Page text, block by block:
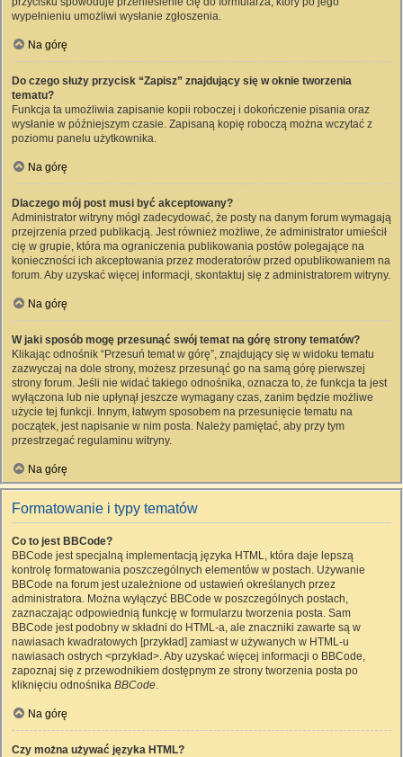
wypełnieniu umożliwi wysłanie zgłoszenia.
Na górę
Do czego służy przycisk “Zapisz” znajdujący się w oknie tworzenia
tematu?
Funkcja ta umożliwia zapisanie kopii roboczej i dokończenie pisania oraz
wysłanie w późniejszym czasie. Zapisaną kopię roboczą można wczytać z
poziomu panelu użytkownika.
Na górę
Dlaczego mój post musi być akceptowany?
Administrator witryny mógł zadecydować, że posty na danym forum wymagają
przejrzenia przed publikacją. Jest również możliwe, że administrator umieścił
cię w grupie, która ma ograniczenia publikowania postów polegające na
konieczności ich akceptowania przez moderatorów przed opublikowaniem na
forum. Aby uzyskać więcej informacji, skontaktuj się z administratorem witryny.
Na górę
W jaki sposób mogę przesunąć swój temat na górę strony tematów?
Klikając odnośnik “Przesuń temat w górę”, znajdujący się w widoku tematu
zazwyczaj na dole strony, możesz przesunąć go na samą górę pierwszej
strony forum. Jeśli nie widać takiego odnośnika, oznacza to, że funkcja ta jest
wyłączona lub nie upłynął jeszcze wymagany czas, zanim będzie możliwe
użycie tej funkcji. Innym, łatwym sposobem na przesunięcie tematu na
początek, jest napisanie w nim posta. Należy pamiętać, aby przy tym
przestrzegać regulaminu witryny.
Na górę
Formatowanie i typy tematów
Co to jest BBCode?
BBCode jest specjalną implementacją języka HTML, która daje lepszą
kontrolę formatowania poszczególnych elementów w postach. Używanie
BBCode na forum jest uzależnione od ustawień określanych przez
administratora. Można wyłączyć BBCode w poszczególnych postach,
zaznaczając odpowiednią funkcję w formularzu tworzenia posta. Sam
BBCode jest podobny w składni do HTML-a, ale znaczniki zawarte są w
nawiasach kwadratowych [przykład] zamiast w używanych w HTML-u
nawiasach ostrych <przykład>. Aby uzyskać więcej informacji o BBCode,
zapoznaj się z przewodnikiem dostępnym ze strony tworzenia posta po
kliknięciu odnośnika BBCode.
Na górę
Czy można używać języka HTML?